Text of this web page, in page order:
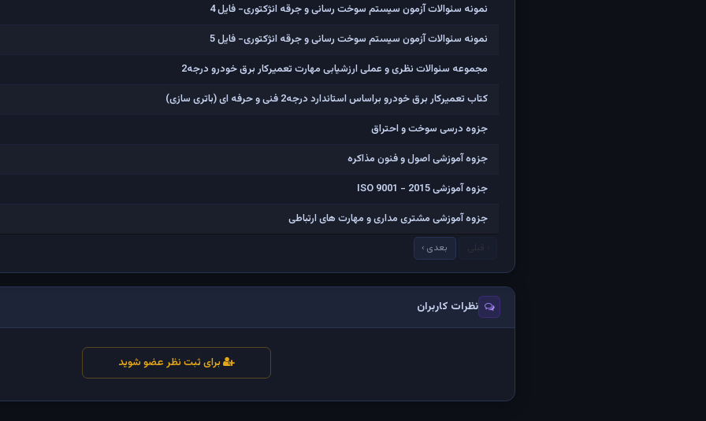
نمونه سئوالات آزمون سیستم سوخت رسانی و جرقه انژکتوری- فایل 4
نمونه سئوالات آزمون سیستم سوخت رسانی و جرقه انژکتوری- فایل 5
مجموعه سئوالات نظری و عملی ارزشیابی مهارت تعمیرکار برق خودرو درجه2
کتاب تعمیرکار برق خودرو براساس استاندارد درجه2 فنی و حرفه ای (باتری سازی)
جزوه درسی سوخت و احتراق
جزوه آموزشی اصول و فنون مذاکره
جزوه آموزشی ISO 9001 - 2015
جزوه آموزشی مشتری مداری و مهارت های ارتباطی
بعدی ›
نظرات کاربران
برای ثبت نظر عضو شوید